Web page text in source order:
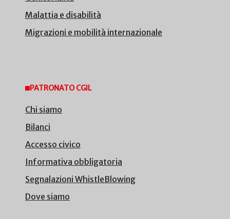
Malattia e disabilità
Migrazioni e mobilità internazionale
PATRONATO CGIL
Chi siamo
Bilanci
Accesso civico
Informativa obbligatoria
Segnalazioni WhistleBlowing
Dove siamo